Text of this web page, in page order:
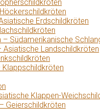
Erdschildkröten
Südamerikanische
Landschildkröten
Klappen-
Geierschildkröten